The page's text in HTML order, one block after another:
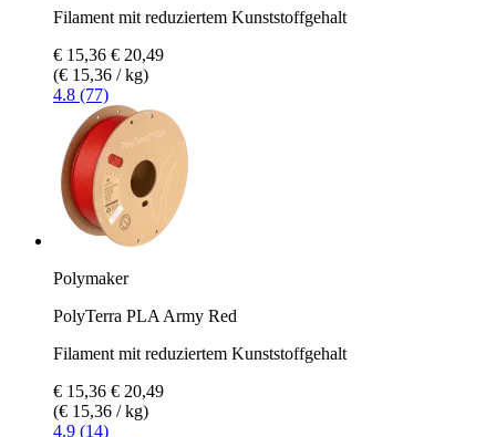
Filament mit reduziertem Kunststoffgehalt
€ 15,36 € 20,49
(€ 15,36 / kg)
4.8 (77)
Polymaker
PolyTerra PLA Army Red
Filament mit reduziertem Kunststoffgehalt
€ 15,36 € 20,49
(€ 15,36 / kg)
4.9 (14)